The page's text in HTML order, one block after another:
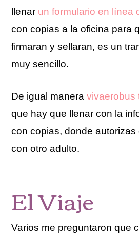
llenar un formulario en línea
con copias a la oficina para
firmaran y sellaran, es un
muy sencillo.
De igual maneravivaerobus
que hay que llenar con la
con copias, donde autorizas
con otro adulto.
El Viaje
Varios me preguntaron que